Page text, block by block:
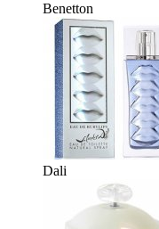
Benetton
Dali